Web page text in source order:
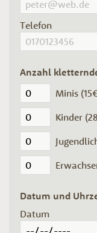
Telefon
Anzahl
Minis
Kinder
Datum und
Datum